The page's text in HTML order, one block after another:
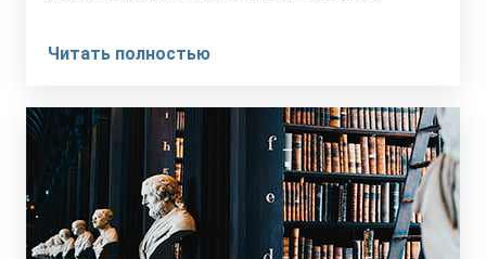
Читать полностью